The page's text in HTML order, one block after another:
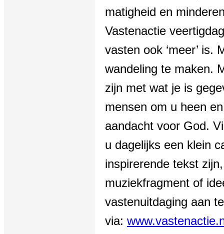
matigheid en
Vastenactie
vasten ook ‘meer’ is.
wandeling te maken.
zijn met wat je is
mensen om u heen
aandacht voor God.
u dagelijks een klein
inspirerende tekst
muziekfragment of
vastenuitdaging aan
via: